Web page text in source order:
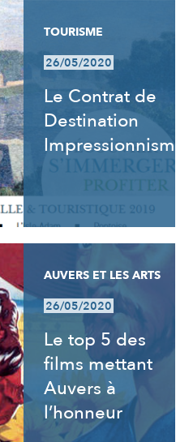
TOURISME
26/05/2020
Le Contrat de
Destination
Impressionnisme
AUVERS ET LES ARTS
26/05/2020
Le top 5 des
films mettant
Auvers à
l’honneur